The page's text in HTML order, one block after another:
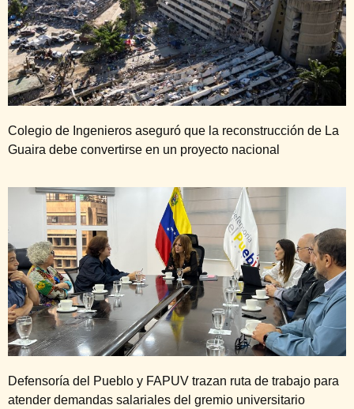
Colegio de Ingenieros aseguró que la reconstrucción de La
Guaira debe convertirse en un proyecto nacional
Defensoría del Pueblo y FAPUV trazan ruta de trabajo para
atender demandas salariales del gremio universitario